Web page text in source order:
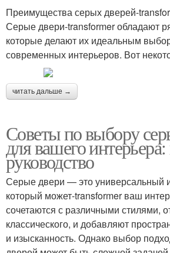
Преимущества серых дверей-
Серые двери-transformer обладают
которые делают их идеальным
современных интерьеров. Вот
читать дальше →
Советы по выбору
для вашего
руководство
Серые двери — это универсальный
который может-transformer ваш
сочетаются с различными стилями,
классического, и добавляют
и изысканность. Однако выбор